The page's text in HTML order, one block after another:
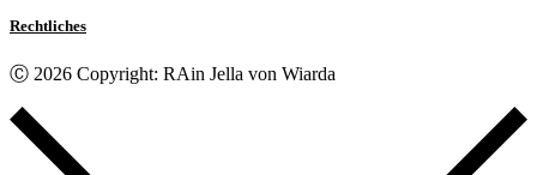
Rechtliches
Ⓒ 2026 Copyright: RAin Jella von Wiarda